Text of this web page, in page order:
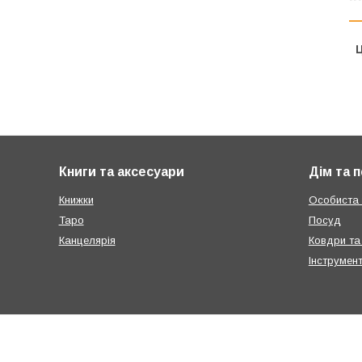
Книги та аксесуари
Книжки
Таро
Канцелярія
Дім та
Особиста
Посуд
Ковдри